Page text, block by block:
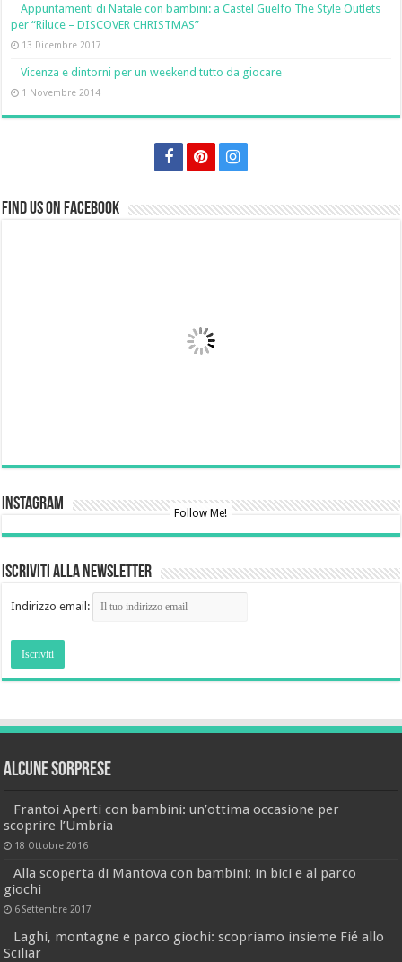
Appuntamenti di Natale con bambini: a Castel Guelfo The Style Outlets
per “Riluce – DISCOVER CHRISTMAS”
13 Dicembre 2017
Vicenza e dintorni per un weekend tutto da giocare
1 Novembre 2014
Find us on Facebook
Instagram Follow Me!
Iscriviti alla newsletter
Indirizzo email:
Alcune sorprese
Frantoi Aperti con bambini: un’ottima occasione per
scoprire l’Umbria
18 Ottobre 2016
Alla scoperta di Mantova con bambini: in bici e al parco
giochi
6 Settembre 2017
Laghi, montagne e parco giochi: scopriamo insieme Fié allo
Sciliar